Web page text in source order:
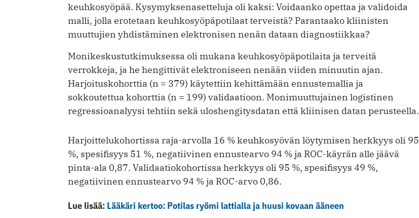
keuhkosyöpää. Kysymyksenasetteluja oli kaksi: Voidaanko opettaa ja validoida
malli, jolla erotetaan keuhkosyöpäpotilaat terveistä? Parantaako kliinisten
muuttujien yhdistäminen elektronisen nenän dataan diagnostiikkaa?
Monikeskustutkimuksessa oli mukana keuhkosyöpäpotilaita ja terveitä
verrokkeja, ja he hengittivät elektroniseen nenään viiden minuutin ajan.
Harjoituskohorttia (n = 379) käytettiin kehittämään ennustemallia ja
sokkoutettua kohorttia (n = 199) validaatioon. Monimuuttujainen logistinen
regressioanalyysi tehtiin sekä uloshengitysdatan että kliinisen datan perusteella.
Harjoittelukohortissa raja-arvolla 16 % keuhkosyövän löytymisen herkkyys oli 95
%, spesifisyys 51 %, negatiivinen ennustearvo 94 % ja ROC-käyrän alle jäävä
pinta-ala 0,87. Validaatiokohortissa herkkyys oli 95 %, spesifisyys 49 %,
negatiivinen ennustearvo 94 % ja ROC-arvo 0,86.
Lue lisää: Lääkäri kertoo: Potilas ryömi lattialla ja huusi kovaan ääneen